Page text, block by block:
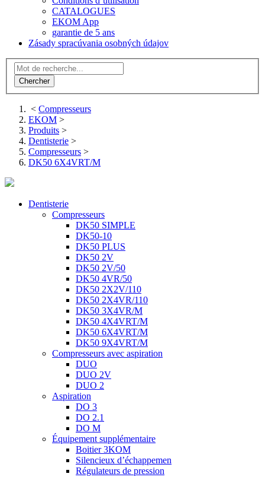
CATALOGUES
EKOM App
garantie de 5 ans
Zásady spracúvania osobných údajov
< Compresseurs
EKOM >
Produits >
Dentisterie >
Compresseurs >
DK50 6X4VRT/M
Dentisterie
Compresseurs
DK50 SIMPLE
DK50-10
DK50 PLUS
DK50 2V
DK50 2V/50
DK50 4VR/50
DK50 2X2V/110
DK50 2X4VR/110
DK50 3X4VR/M
DK50 4X4VRT/M
DK50 6X4VRT/M
DK50 9X4VRT/M
Compresseurs avec aspiration
DUO
DUO 2V
DUO 2
Aspiration
DO 3
DO 2.1
DO M
Équipement supplémentaire
Boitier 3KOM
Silencieux d’échappemen
Régulateurs de pression